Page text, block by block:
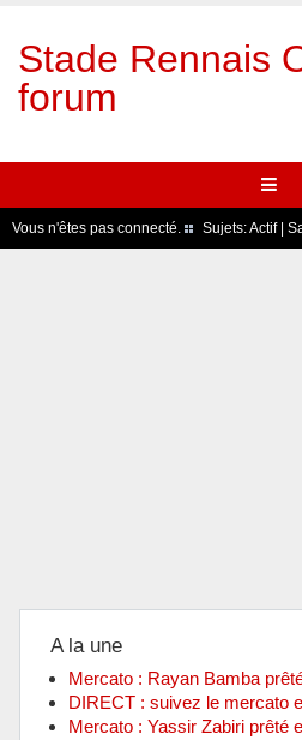
Stade Rennais
forum
Vous n'êtes pas connecté. Sujets:Actif|
A la une
Mercato : Rayan Bamba
DIRECT : suivez le mercato
Mercato : Yassir Zabiri prêté